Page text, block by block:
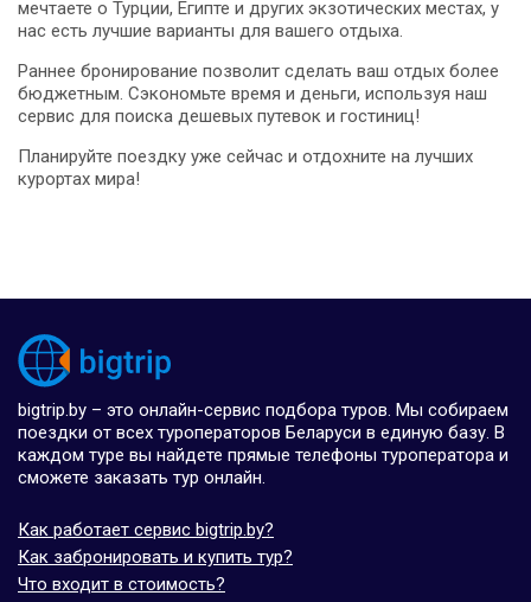
мечтаете о Турции, Египте и других экзотических местах, у
нас есть лучшие варианты для вашего отдыха.
Раннее бронирование позволит сделать ваш отдых более
бюджетным. Сэкономьте время и деньги, используя наш
сервис для поиска дешевых путевок и гостиниц!
Планируйте поездку уже сейчас и отдохните на лучших
курортах мира!
bigtrip.by – это онлайн-сервис подбора туров. Мы собираем
поездки от всех туроператоров Беларуси в единую базу. В
каждом туре вы найдете прямые телефоны туроператора и
сможете заказать тур онлайн.
Как работает сервис bigtrip.by?
Как забронировать и купить тур?
Что входит в стоимость?